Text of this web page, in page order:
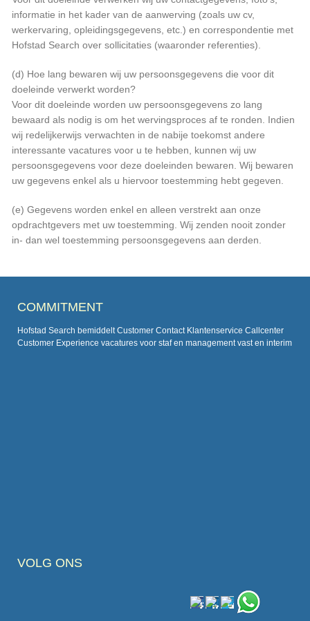
informatie in het kader van de aanwerving (zoals uw cv,
werkervaring, opleidingsgegevens, etc.) en correspondentie met
Hofstad Search over sollicitaties (waaronder referenties).
(d) Hoe lang bewaren wij uw persoonsgegevens die voor dit
doeleinde verwerkt worden?
Voor dit doeleinde worden uw persoonsgegevens zo lang
bewaard als nodig is om het wervingsproces af te ronden. Indien
wij redelijkerwijs verwachten in de nabije toekomst andere
interessante vacatures voor u te hebben, kunnen wij uw
persoonsgegevens voor deze doeleinden bewaren. Wij bewaren
uw gegevens enkel als u hiervoor toestemming hebt gegeven.
(e) Gegevens worden enkel en alleen verstrekt aan onze
opdrachtgevers met uw toestemming. Wij zenden nooit zonder
in- dan wel toestemming persoonsgegevens aan derden.
COMMITMENT
Hofstad Search bemiddelt Customer Contact Klantenservice Callcenter
Customer Experience vacatures voor staf en management vast en interim
VOLG ONS